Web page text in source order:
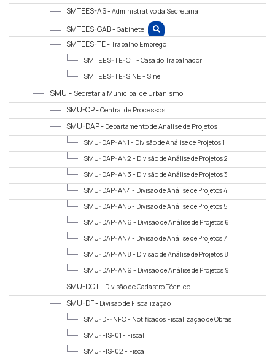
Solidária
SMTEES-AS -Administrativo da Secretaria
SMTEES-GAB -Gabinete
SMTEES-TE -Trabalho Emprego
SMTEES-TE-CT - Casa do Trabalhador
SMTEES-TE-SINE - Sine
SMU - Secretaria Municipal de Urbanismo
SMU-CP -Central de Processos
SMU-DAP - Departamento de Analise de Projetos
SMU-DAP-AN1 - Divisão de Análise de Projetos 1
SMU-DAP-AN2 - Divisão de Análise de Projetos 2
SMU-DAP-AN3 - Divisão de Análise de Projetos 3
SMU-DAP-AN4 - Divisão de Análise de Projetos 4
SMU-DAP-AN5 - Divisão de Análise de Projetos 5
SMU-DAP-AN6 - Divisão de Análise de Projetos 6
SMU-DAP-AN7 - Divisão de Análise de Projetos 7
SMU-DAP-AN8 - Divisão de Análise de Projetos 8
SMU-DAP-AN9 - Divisão de Análise de Projetos 9
SMU-DCT - Divisão de Cadastro Técnico
SMU-DF - Divisão de Fiscalização
SMU-DF-NFO - Notificados Fiscalização de Obras
SMU-FIS-01 - Fiscal
SMU-FIS-02 - Fiscal